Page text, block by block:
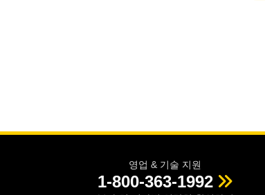
영업 & 기술 지원
1-800-363-1992